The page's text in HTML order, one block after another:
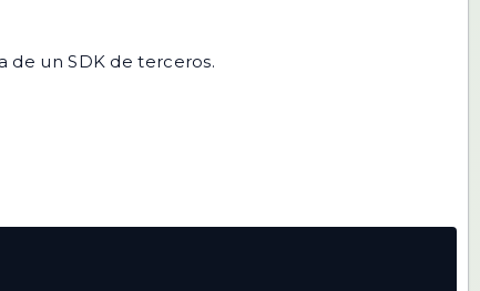
de un SDK de terceros.